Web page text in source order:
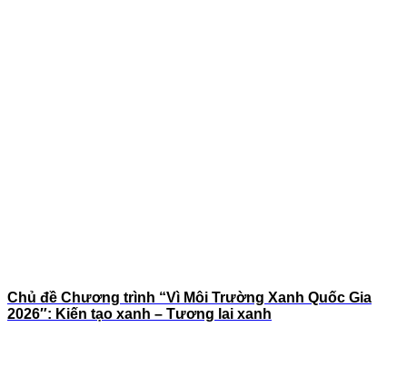
Chủ đề Chương trình “Vì Môi Trường Xanh Quốc Gia
2026″: Kiến tạo xanh – Tương lai xanh